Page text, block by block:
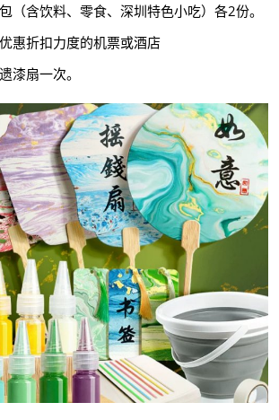
（含饮料、零食、深圳特色小吃）各2份。
惠折扣力度的机票或酒店
漆扇一次。